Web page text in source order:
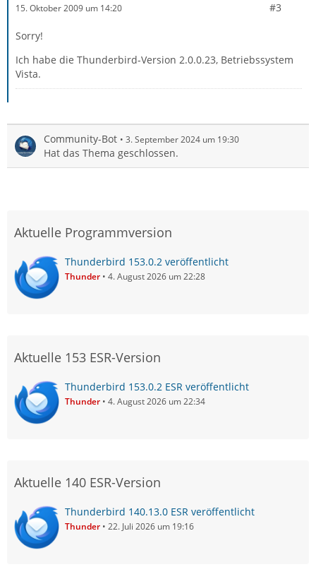
15. Oktober 2009 um 14:20 #3
Sorry!
Ich habe die Thunderbird-Version 2.0.0.23, Betriebssystem
Vista.
Community-Bot 3. September 2024 um 19:30
Hat das Thema geschlossen.
Aktuelle Programmversion
Thunderbird 153.0.2 veröffentlicht
Thunder 4. August 2026 um 22:28
Aktuelle 153 ESR-Version
Thunderbird 153.0.2 ESR veröffentlicht
Thunder 4. August 2026 um 22:34
Aktuelle 140 ESR-Version
Thunderbird 140.13.0 ESR veröffentlicht
Thunder 22. Juli 2026 um 19:16